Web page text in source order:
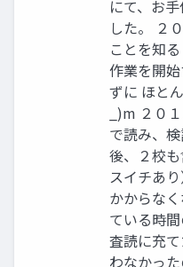
にて、お
した。 ２
ことを知
作業を開
ずに ほと
_)m ２０
で読み、
後、２校
スイチあ
かからな
ている時
査読に充
わなかった